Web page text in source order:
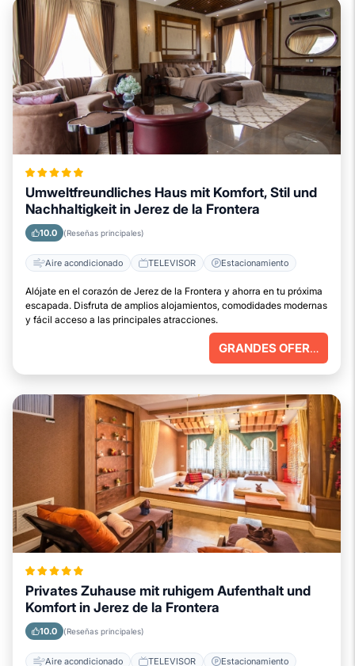
Umweltfreundliches Haus mit Komfort, Stil und
Nachhaltigkeit in Jerez de la Frontera
10.0 (Reseñas principales)
Aire acondicionado TELEVISOR Estacionamiento
Alójate en el corazón de Jerez de la Frontera y ahorra en tu próxima
escapada. Disfruta de amplios alojamientos, comodidades modernas
y fácil acceso a las principales atracciones.
GRANDES OFERTAS
Privates Zuhause mit ruhigem Aufenthalt und
Komfort in Jerez de la Frontera
10.0 (Reseñas principales)
Aire acondicionado TELEVISOR Estacionamiento